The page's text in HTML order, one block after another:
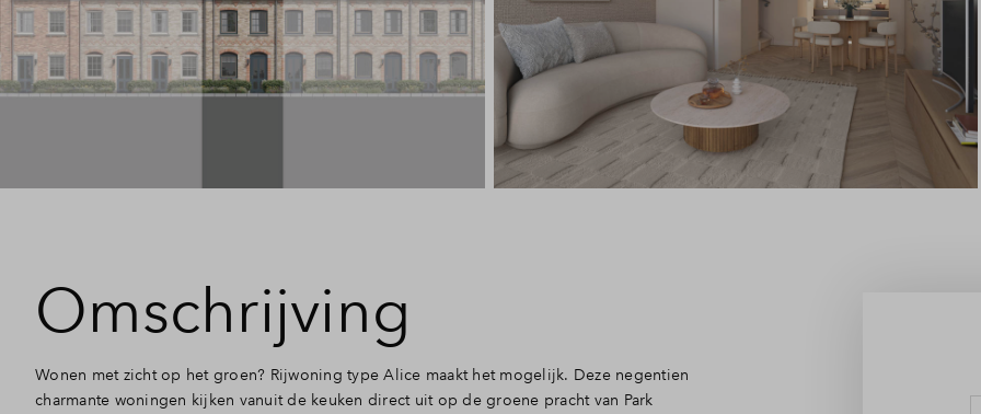
Veelgestelde vragen
Contact
Omschrijving
Wonen met zicht op het groen? Rijwoning type Alice maakt het mogelijk. Deze negentien
charmante woningen kijken vanuit de keuken direct uit op de groene pracht van Park